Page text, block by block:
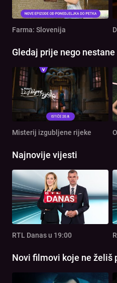
Farma: Slovenija
Gledaj prije nego nestane
Misterij izgubljene rijeke
Najnovije vijesti
RTL Danas u 19:00
Novi filmovi koje ne želiš